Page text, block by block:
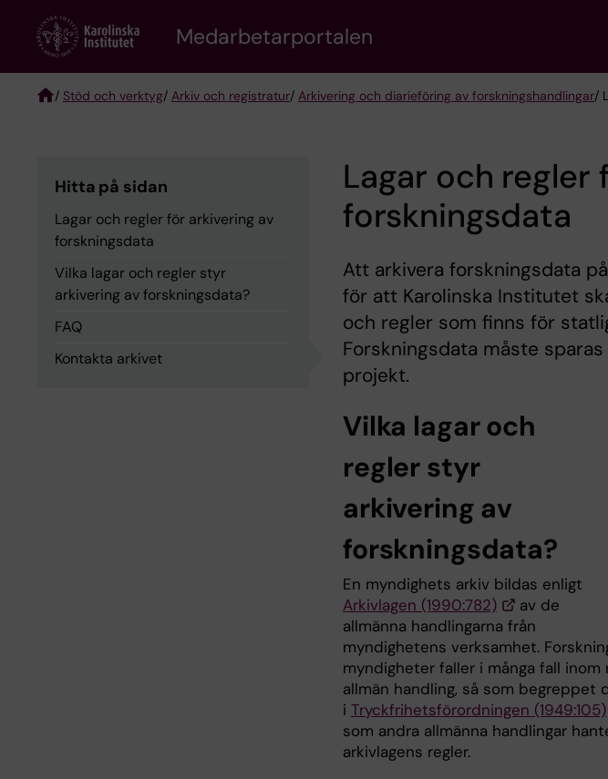
content
Medarbetarportalen
/ Stöd och verktyg/ Arkiv och registratur/ Arkivering och diarieföring av forskningshandlingar/
Hitta på sidan
Lagar och regler för arkivering av
forskningsdata
Vilka lagar och regler styr
arkivering av forskningsdata?
FAQ
Kontakta arkivet
Lagar och regler
forskningsdata
Att arkivera forskningsdata
för att Karolinska Institutet
och regler som finns för
Forskningsdata måste
projekt.
Vilka lagar och
regler styr
arkivering av
forskningsdata?
En myndighets arkiv bildas enligt
Arkivlagen (1990:782)
av de
allmänna handlingarna från
myndighetens verksamhet.
myndigheter faller i många fall
allmän handling, så som begreppet
i Tryckfrihetsförordningen (1949:105)
som andra allmänna handlingar
arkivlagens regler.